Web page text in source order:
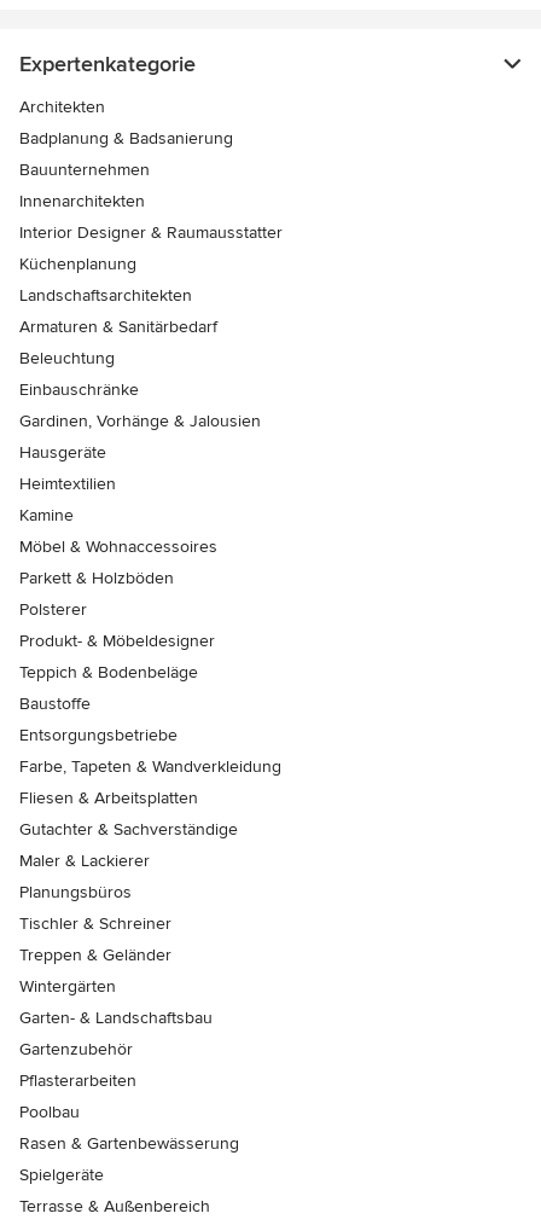
Expertenkategorie
Architekten
Badplanung & Badsanierung
Bauunternehmen
Innenarchitekten
Interior Designer & Raumausstatter
Küchenplanung
Landschaftsarchitekten
Armaturen & Sanitärbedarf
Beleuchtung
Einbauschränke
Gardinen, Vorhänge & Jalousien
Hausgeräte
Heimtextilien
Kamine
Möbel & Wohnaccessoires
Parkett & Holzböden
Polsterer
Produkt- & Möbeldesigner
Teppich & Bodenbeläge
Baustoffe
Entsorgungsbetriebe
Farbe, Tapeten & Wandverkleidung
Fliesen & Arbeitsplatten
Gutachter & Sachverständige
Maler & Lackierer
Planungsbüros
Tischler & Schreiner
Treppen & Geländer
Wintergärten
Garten- & Landschaftsbau
Gartenzubehör
Pflasterarbeiten
Poolbau
Rasen & Gartenbewässerung
Spielgeräte
Terrasse & Außenbereich